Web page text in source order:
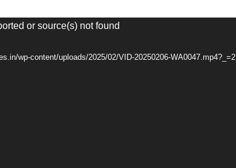
or source(s) not found
wp-content/uploads/2025/02/VID-20250206-WA0047.mp4?_=2